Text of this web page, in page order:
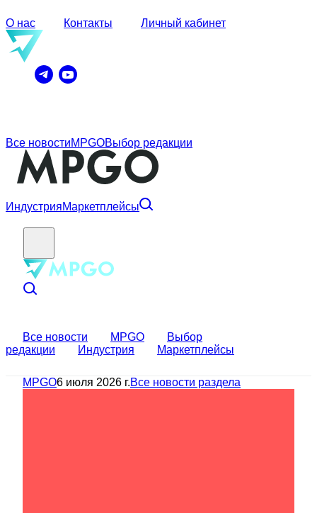
О нас Контакты Личный кабинет
Все новостиMPGOВыбор редакции
ИндустрияМаркетплейсы
Все новости MPGO
Выбор
редакции
Индустрия Маркетплейсы
MPGO6 июля 2026 г.Все новости раздела